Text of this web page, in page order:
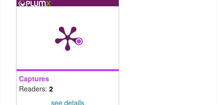
Captures
Readers: 2
see details